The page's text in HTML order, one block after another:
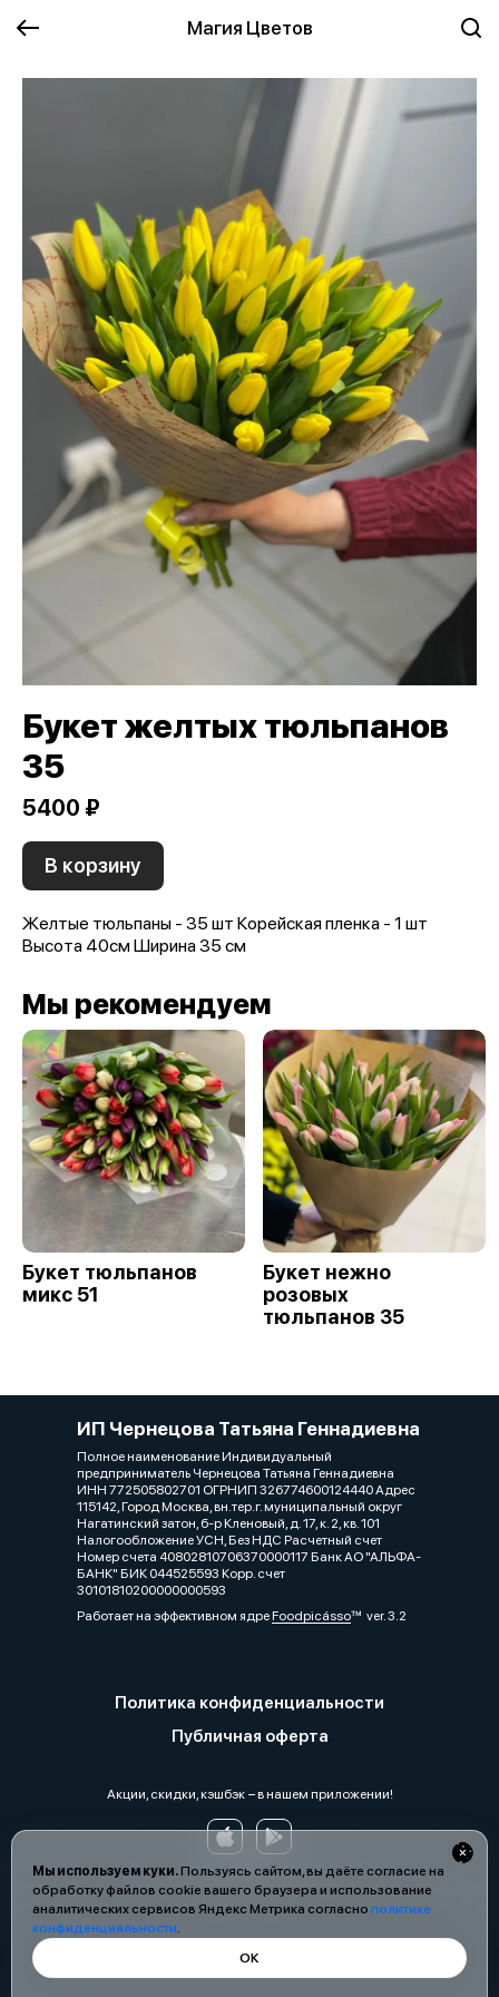
Магия Цветов
Мы используем куки.Пользуясь сайтом, вы даёте согласие на
обработку файлов cookie вашего браузера и использование
аналитических сервисов Яндекс Метрика согласно политике
конфиденциальности.
ОК
Букет желтых тюльпанов
35
5400 ₽
В корзину
Желтые тюльпаны - 35 шт Корейская пленка - 1 шт
Высота 40см Ширина 35 см
Мы рекомендуем
Букет тюльпанов
микс 51
Букет нежно
розовых
тюльпанов 35
ИП Чернецова Татьяна Геннадиевна
Полное наименование Индивидуальный
предприниматель Чернецова Татьяна Геннадиевна
ИНН 772505802701 ОГРНИП 326774600124440 Адрес
115142, Город Москва, вн.тер.г. муниципальный округ
Нагатинский затон, б-р Кленовый, д. 17, к. 2, кв. 101
Налогообложение УСН, Без НДС Расчетный счет
Номер счета 40802810706370000117 Банк АО "АЛЬФА-
БАНК" БИК 044525593 Корр. счет
30101810200000000593
Работает на эффективном ядреFoodpicássover. 3.2
Политика конфиденциальности
Публичная оферта
Акции, скидки, кэшбэк − в нашем приложении!